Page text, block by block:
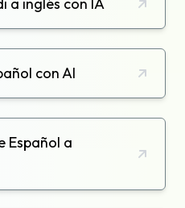
con AI
Español a